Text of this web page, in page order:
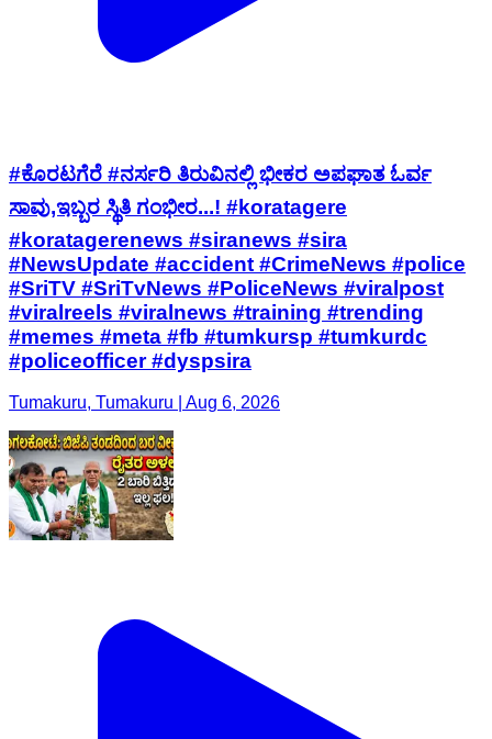
#ಕೊರಟಗೆರೆ #ನರ್ಸರಿ ತಿರುವಿನಲ್ಲಿ ಭೀಕರ ಅಪಘಾತ ಓರ್ವ
ಸಾವು,ಇಬ್ಬರ ಸ್ಥಿತಿ ಗಂಭೀರ...! #koratagere
#koratagerenews #siranews #sira
#NewsUpdate #accident #CrimeNews #police
#SriTV #SriTvNews #PoliceNews #viralpost
#viralreels #viralnews #training #trending
#memes #meta #fb #tumkursp #tumkurdc
#policeofficer #dyspsira
Tumakuru, Tumakuru | Aug 6, 2026